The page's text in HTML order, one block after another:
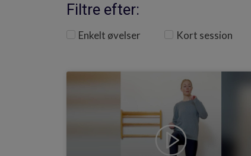
Filtre efter:
Enkelt øvelser Kort session